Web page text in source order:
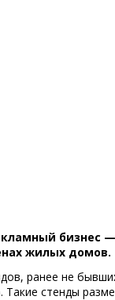
бизнес
жилых домов.
ранее не
Такие стенды